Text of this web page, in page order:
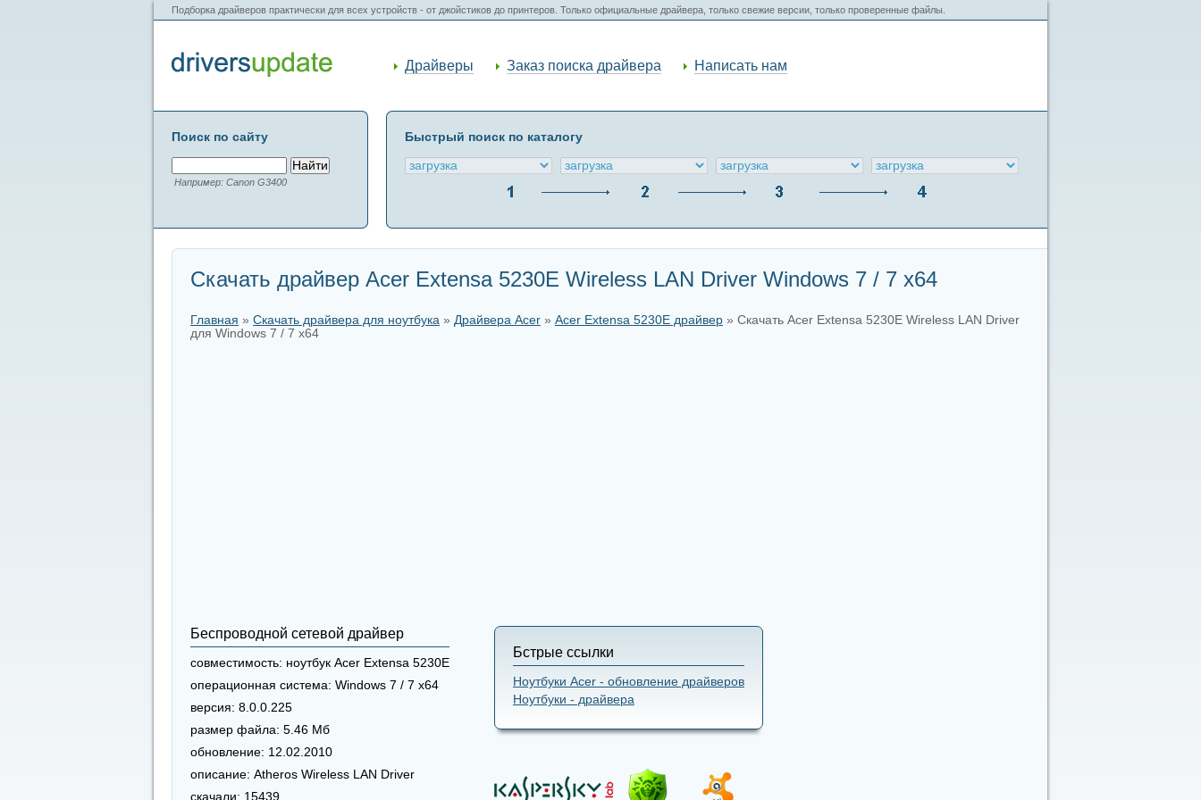
Подборка драйверов практически для всех устройств - от джойстиков до принтеров. Только официальные драйвера, только свежие версии, только проверенные файлы.
Драйверы Заказ поиска драйвера Написать нам
Поиск по сайту
Например: Canon G3400
Быстрый поиск по каталогу
Скачать драйвер Acer Extensa 5230E Wireless LAN Driver Windows 7 / 7 x64
Главная » Скачать драйвера для ноутбука » Драйвера Acer » Acer Extensa 5230E драйвер » Скачать Acer Extensa 5230E Wireless LAN Driver
для Windows 7 / 7 x64
Беспроводной сетевой драйвер
совместимость: ноутбук Acer Extensa 5230E
операционная система: Windows 7 / 7 x64
версия: 8.0.0.225
размер файла: 5.46 Мб
обновление: 12.02.2010
описание: Atheros Wireless LAN Driver
скачали: 15439
Бстрые ссылки
Ноутбуки Acer - обновление драйверов
Ноутбуки - драйвера